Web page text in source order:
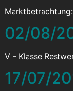
02/08/
V – Klasse
17/07/